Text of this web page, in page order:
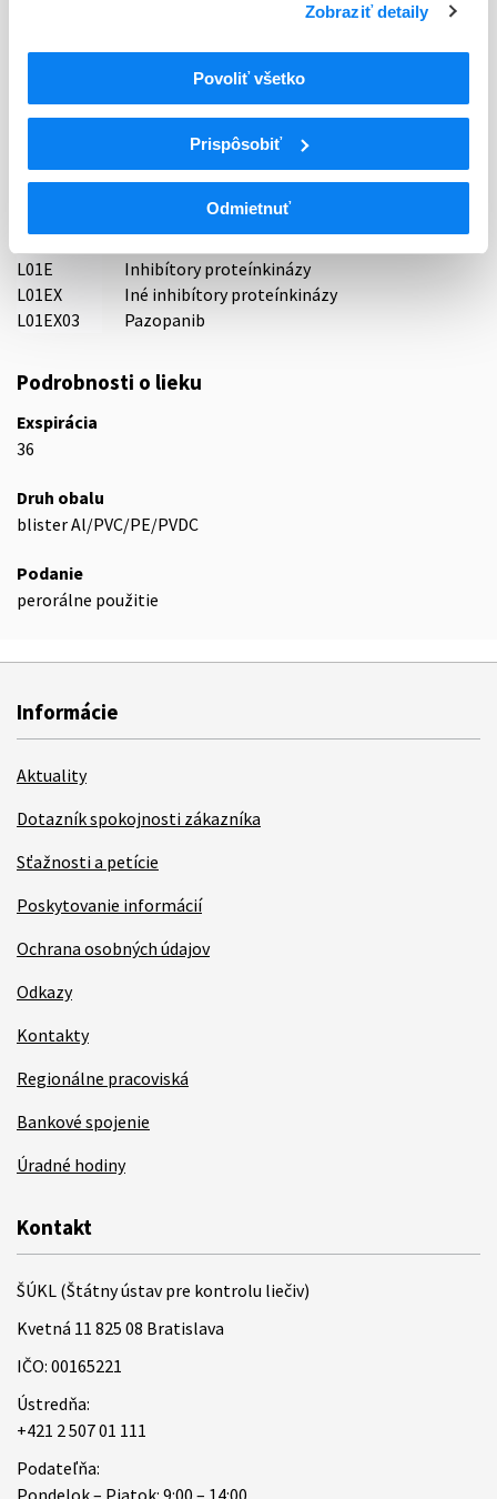
Zobraziť detaily
Povoliť všetko
Prispôsobiť
Odmietnuť
Glenmark Pharmaceuticals s.r.o., Česká republika
Indikačná skupina
Cytostatiká a imunomodulátory
L01E
Inhibítory proteínkinázy
L01EX
Iné inhibítory proteínkinázy
L01EX03
Pazopanib
Podrobnosti o lieku
Exspirácia
36
Druh obalu
blister Al/PVC/PE/PVDC
Podanie
perorálne použitie
Informácie
Aktuality
Dotazník spokojnosti zákazníka
Sťažnosti a petície
Poskytovanie informácií
Ochrana osobných údajov
Odkazy
Kontakty
Regionálne pracoviská
Bankové spojenie
Úradné hodiny
Kontakt
ŠÚKL (Štátny ústav pre kontrolu liečiv)
Kvetná 11 825 08 Bratislava
IČO: 00165221
Ústredňa:
+421 2 507 01 111
Podateľňa:
Pondelok – Piatok: 9:00 – 14:00